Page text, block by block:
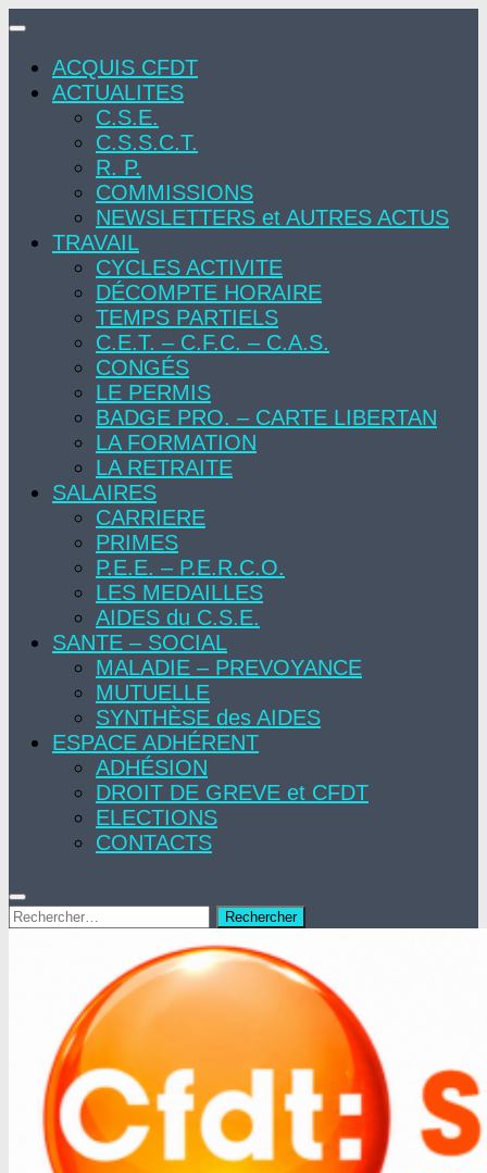
Skip
contentACQUIS CFDT
ACTUALITES
C.S.E.
C.S.S.C.T.
R. P.
COMMISSIONS
NEWSLETTERS et AUTRES ACTUS
TRAVAIL
CYCLES ACTIVITE
DÉCOMPTE HORAIRE
TEMPS PARTIELS
C.E.T. – C.F.C. – C.A.S.
CONGÉS
LE PERMIS
BADGE PRO. – CARTE LIBERTAN
LA FORMATION
LA RETRAITE
SALAIRES
CARRIERE
PRIMES
P.E.E. – P.E.R.C.O.
LES MEDAILLES
AIDES du C.S.E.
SANTE – SOCIAL
MALADIE – PREVOYANCE
MUTUELLE
SYNTHÈSE des AIDES
ESPACE ADHÉRENT
ADHÉSION
DROIT DE GREVE et CFDT
ELECTIONS
CONTACTS
Rechercher :